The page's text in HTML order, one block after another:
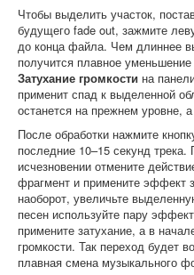
Чтобы выделить участок,
будущего fade out, зажмите
до конца файла. Чем длиннее
получится плавное
Затухание громкости на
применит спад к выделенной
останется на прежнем уровне,
После обработки нажмите
последние 10–15 секунд
исчезновении отмените
фрагмент и примените эффект
наоборот, увеличьте
песен используйте пару
примените затухание, а в
громкости. Так переход будет
плавная смена музыкального